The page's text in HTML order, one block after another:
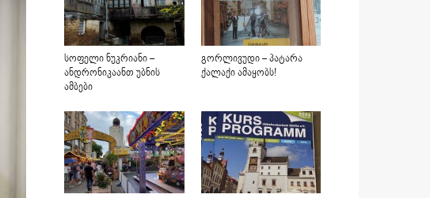
სოფელი ნუკრიანი –
ანდრონიკაანთ უბნის
ამბები
გორლივუდი – პატარა
ქალაქი ამაყობს!